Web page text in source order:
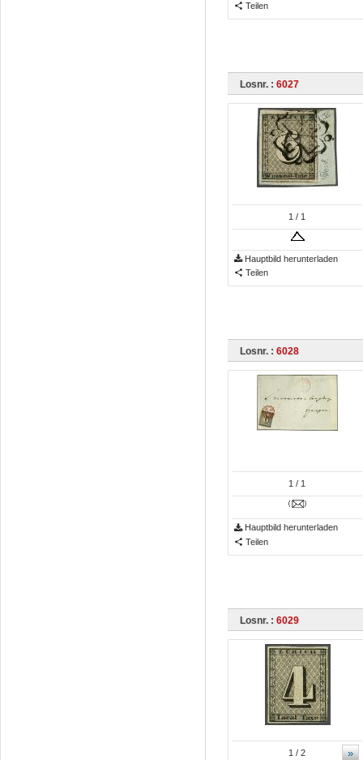
Teilen
Losnr. : 6027
1 / 1
Hauptbild herunterladen
Teilen
Losnr. : 6028
1 / 1
Hauptbild herunterladen
Teilen
Losnr. : 6029
»
1 / 2